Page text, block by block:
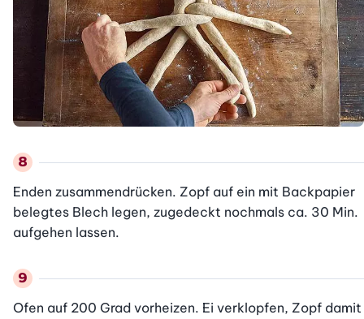
Enden zusammendrücken. Zopf auf ein mit Backpapier
belegtes Blech legen, zugedeckt nochmals ca. 30 Min.
aufgehen lassen.
Ofen auf 200 Grad vorheizen. Ei verklopfen, Zopf damit